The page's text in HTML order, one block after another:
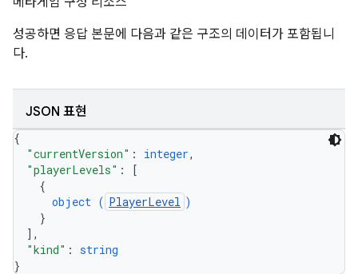
성공하면 응답 본문에 다음과 같은 구조의 데이터가 포함됩니
다.
JSON 표현
{
"currentVersion" : integer,
"playerLevels" :
[
{
object ( PlayerLevel )
}
] ,
"kind" : string
}